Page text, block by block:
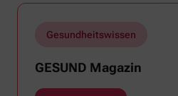
Gesundheitswissen
GESUND Magazin